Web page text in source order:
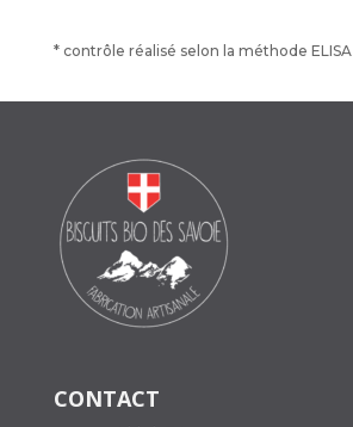
* contrôle réalisé selon la méthode ELISA
CONTACT